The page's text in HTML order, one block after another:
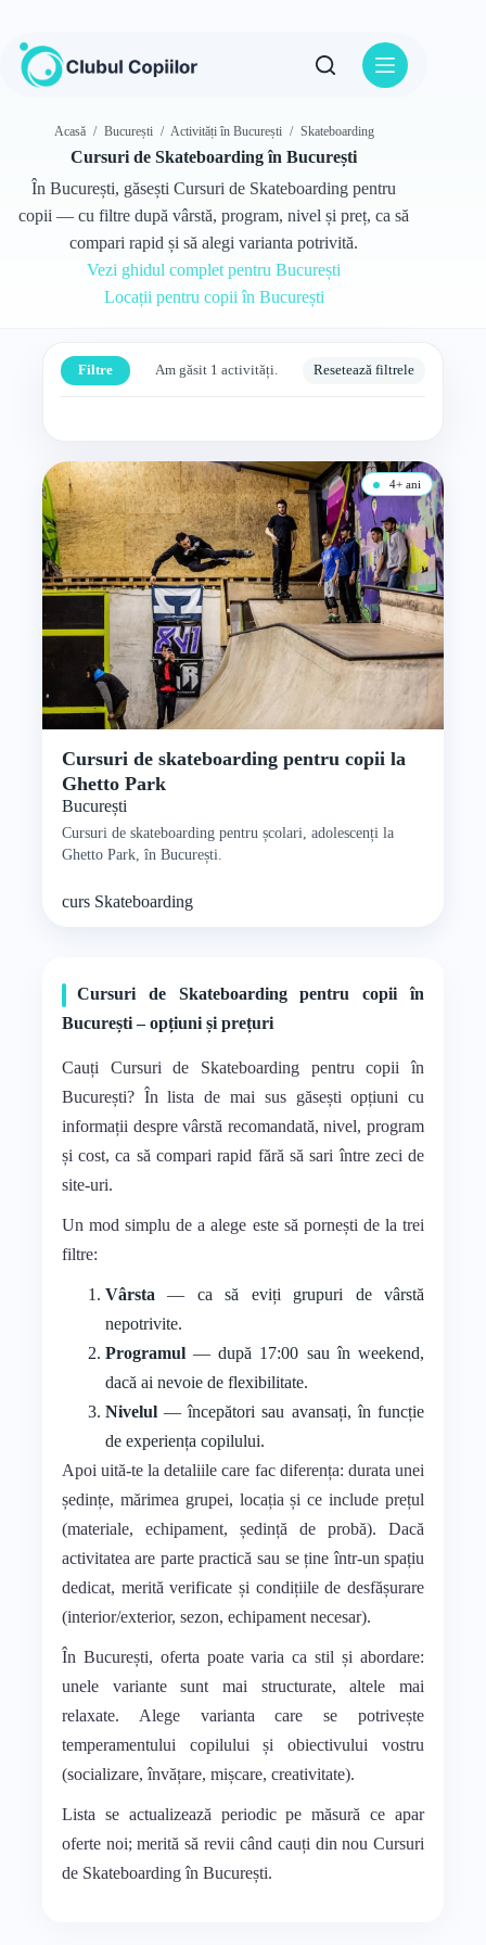
conținut
Acasă / București / Activități în București / Skateboarding
Cursuri de Skateboarding în București
În București, găsești Cursuri de Skateboarding pentru
copii — cu filtre după vârstă, program, nivel și preț, ca să
compari rapid și să alegi varianta potrivită.
Vezi ghidul complet pentru București
Locații pentru copii în București
Filtre Am găsit 1 activități. Resetează filtrele
4+ ani
Cursuri de skateboarding pentru copii la
Ghetto Park
București
Cursuri de skateboarding pentru școlari, adolescenți la
Ghetto Park, în București.
curs Skateboarding
Cursuri de Skateboarding pentru copii în
București – opțiuni și prețuri
Cauți Cursuri de Skateboarding pentru copii în
București? În lista de mai sus găsești opțiuni cu
informații despre vârstă recomandată, nivel, program
și cost, ca să compari rapid fără să sari între zeci de
site-uri.
Un mod simplu de a alege este să pornești de la trei
filtre:
Vârsta — ca să eviți grupuri de vârstă
nepotrivite.
Programul— după 17:00 sau în weekend,
dacă ai nevoie de flexibilitate.
Nivelul— începători sau avansați, în funcție
de experiența copilului.
Apoi uită-te la detaliile care fac diferența: durata unei
ședințe, mărimea grupei, locația și ce include prețul
(materiale, echipament, ședință de probă). Dacă
activitatea are parte practică sau se ține într-un spațiu
dedicat, merită verificate și condițiile de desfășurare
(interior/exterior, sezon, echipament necesar).
În București, oferta poate varia ca stil și abordare:
unele variante sunt mai structurate, altele mai
relaxate. Alege varianta care se potrivește
temperamentului copilului și obiectivului vostru
(socializare, învățare, mișcare, creativitate).
Lista se actualizează periodic pe măsură ce apar
oferte noi; merită să revii când cauți din nou Cursuri
de Skateboarding în București.